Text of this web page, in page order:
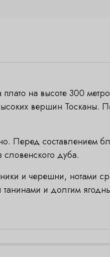
на высоте 300
вершин Тосканы.
Перед составлением
дуба.
и черешни, нотами
и долгим